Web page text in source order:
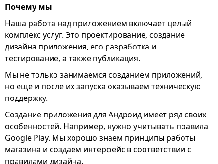
Почему мы
Наша работа над приложением включает целый
комплекс услуг. Это проектирование, создание
дизайна приложения, его разработка и
тестирование, а также публикация.
Мы не только занимаемся созданием приложений,
но еще и после их запуска оказываем техническую
поддержку.
Создание приложения для Андроид имеет ряд своих
особенностей. Например, нужно учитывать правила
Google Play. Мы хорошо знаем принципы работы
магазина и создаем интерфейс в соответствии с
правилами дизайна.